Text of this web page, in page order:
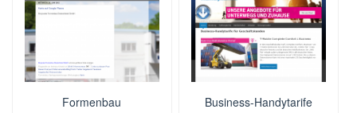
Formenbau Business-Handytarife